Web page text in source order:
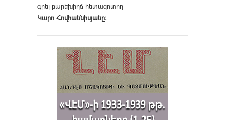
գրել բարեխիղճ հետազոտող
Կարո Հովհաննիսյանը։